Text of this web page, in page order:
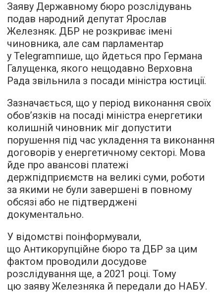
Заяву Державному бюро розслідувань
подав народний депутат Ярослав
Железняк. ДБР не розкриває імені
чиновника, але сам парламентар
у Telegramпише, що йдеться про Германа
Галущенка, якого нещодавно Верховна
Рада звільнила з посади міністра юстиції.
Зазначається, що у період виконання своїх
обов’язків на посаді міністра енергетики
колишній чиновник міг допустити
порушення під час укладення та виконання
договорів у енергетичному секторі. Мова
йде про авансові платежі
держпідприємств на великі суми, роботи
за якими не були завершені в повному
обсязі або не підтверджені
документально.
У відомстві поінформували,
що Антикорупційне бюро та ДБР за цим
фактом проводили досудове
розслідування ще, а 2021 році. Тому
цю заяву Железняка й передали до НАБУ.